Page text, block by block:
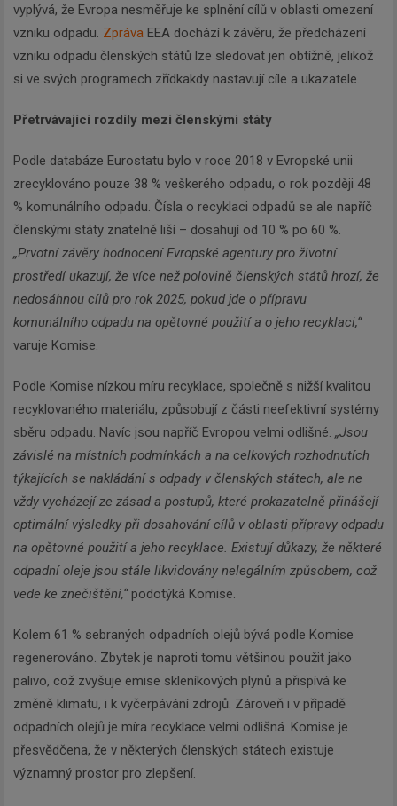
vyplývá, že Evropa nesměřuje ke splnění cílů v oblasti omezení
vzniku odpadu. Zpráva EEA dochází k závěru, že předcházení
vzniku odpadu členských států lze sledovat jen obtížně, jelikož
si ve svých programech zřídkakdy nastavují cíle a ukazatele.
Přetrvávající rozdíly mezi členskými státy
Podle databáze Eurostatu bylo v roce 2018 v Evropské unii
zrecyklováno pouze 38 % veškerého odpadu, o rok později 48
% komunálního odpadu. Čísla o recyklaci odpadů se ale napříč
členskými státy znatelně liší – dosahují od 10 % po 60 %.
„Prvotní závěry hodnocení Evropské agentury pro životní
prostředí ukazují, že více než polovině členských států hrozí, že
nedosáhnou cílů pro rok 2025, pokud jde o přípravu
komunálního odpadu na opětovné použití a o jeho recyklaci,“
varuje Komise.
Podle Komise nízkou míru recyklace, společně s nižší kvalitou
recyklovaného materiálu, způsobují z části neefektivní systémy
sběru odpadu. Navíc jsou napříč Evropou velmi odlišné. „Jsou
závislé na místních podmínkách a na celkových rozhodnutích
týkajících se nakládání s odpady v členských státech, ale ne
vždy vycházejí ze zásad a postupů, které prokazatelně přinášejí
optimální výsledky při dosahování cílů v oblasti přípravy odpadu
na opětovné použití a jeho recyklace. Existují důkazy, že některé
odpadní oleje jsou stále likvidovány nelegálním způsobem, což
vede ke znečištění,“podotýká Komise.
Kolem 61 % sebraných odpadních olejů bývá podle Komise
regenerováno. Zbytek je naproti tomu většinou použit jako
palivo, což zvyšuje emise skleníkových plynů a přispívá ke
změně klimatu, i k vyčerpávání zdrojů. Zároveň i v případě
odpadních olejů je míra recyklace velmi odlišná. Komise je
přesvědčena, že v některých členských státech existuje
významný prostor pro zlepšení.